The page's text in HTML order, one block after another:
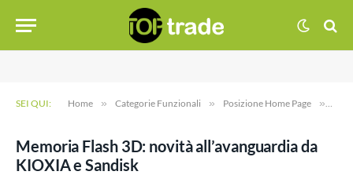
SEI QUI: Home » Categorie Funzionali » Posizione Home Page »
Memoria Flash 3D: novità all’avanguardia da
KIOXIA e Sandisk